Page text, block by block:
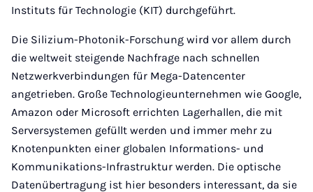
Instituts für Technologie (KIT) durchgeführt.
Die Silizium-Photonik-Forschung wird vor allem durch
die weltweit steigende Nachfrage nach schnellen
Netzwerkverbindungen für Mega-Datencenter
angetrieben. Große Technologieunternehmen wie Google,
Amazon oder Microsoft errichten Lagerhallen, die mit
Serversystemen gefüllt werden und immer mehr zu
Knotenpunkten einer globalen Informations- und
Kommunikations-Infrastruktur werden. Die optische
Datenübertragung ist hier besonders interessant, da sie